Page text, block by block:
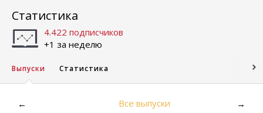
Статистика
4.422 подписчиков
+1 за неделю
Выпуски Статистика
← Все выпуски →